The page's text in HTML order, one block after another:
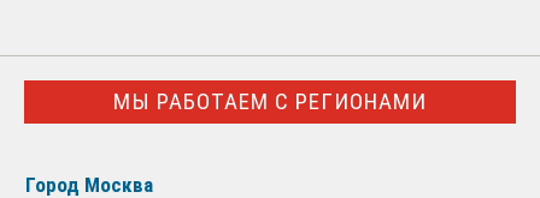
МЫ РАБОТАЕМ С РЕГИОНАМИ
Город Москва